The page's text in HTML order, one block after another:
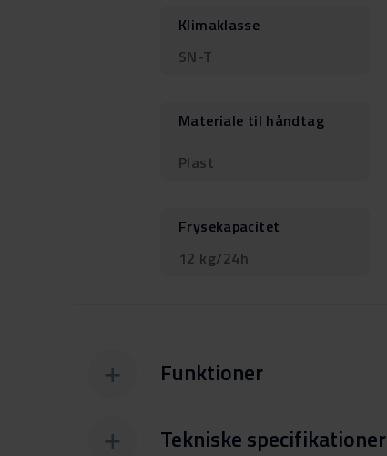
Klimaklasse
SN-T
Materiale til håndtag
Plast
Frysekapacitet
12 kg/24h
Funktioner
Tekniske specifikationer